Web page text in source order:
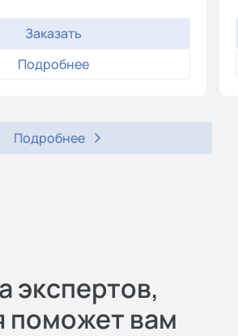
Заказать
Подробнее
Подробнее
экспертов,
поможет вам